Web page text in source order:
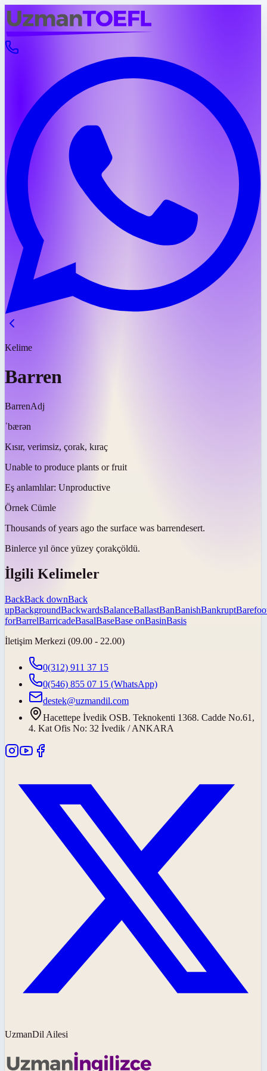
Kelime
Barren
BarrenAdj
ˈbærən
Kısır, verimsiz, çorak, kıraç
Unable to produce plants or fruit
Eş anlamlılar: Unproductive
Örnek Cümle
Thousands of years ago the surface was barrendesert.
Binlerce yıl önce yüzey çorakçöldü.
İlgili Kelimeler
BackBack downBack
upBackgroundBackwardsBalanceBallastBanBanishBankrupt
forBarrelBarricadeBasalBaseBase onBasinBasis
İletişim Merkezi (09.00 - 22.00)
0(312) 911 37 15
0(546) 855 07 15 (WhatsApp)
destek@uzmandil.com
Hacettepe İvedik OSB. Teknokenti 1368. Cadde No.61,
4. Kat Ofis No: 32 İvedik / ANKARA
UzmanDil Ailesi